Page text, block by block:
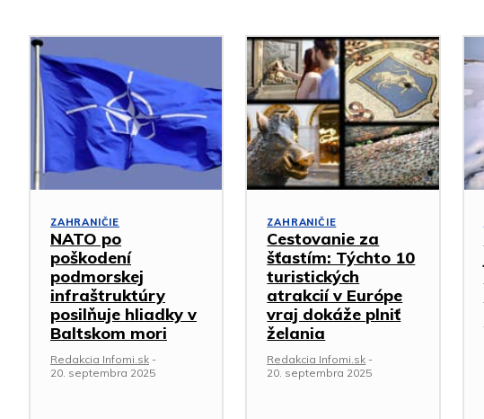
ZAHRANIČIE
NATO po
poškodení
podmorskej
infraštruktúry
posilňuje hliadky v
Baltskom mori
Redakcia Infomi.sk -
20. septembra 2025
ZAHRANIČIE
Cestovanie za
šťastím: Týchto 10
turistických
atrakcií v Európe
vraj dokáže plniť
želania
Redakcia Infomi.sk -
20. septembra 2025